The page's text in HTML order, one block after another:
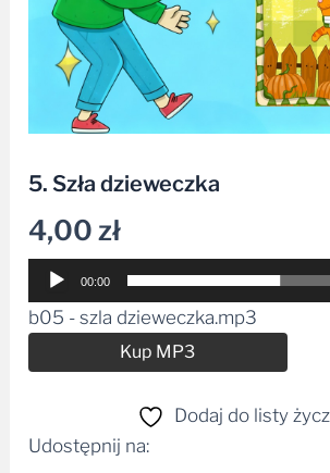
5. Szła dzieweczka
4,00zł
Odtwarzacz
plików
dźwiękowych
00:00
b05 - szla dzieweczka.mp3
Kup MP3
Dodaj do listy
Udostępnij na: